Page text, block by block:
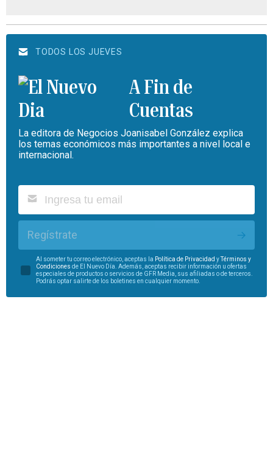
TODOS LOS JUEVES
A Fin de
Cuentas
La editora de Negocios Joanisabel González explica
los temas económicos más importantes a nivel local e
internacional.
Regístrate
Al someter tu correo electrónico, aceptas la Política de Privacidad yTérminos y
Condiciones de El Nuevo Día. Además, aceptas recibir información u ofertas
especiales de productos o servicios de GFR Media, sus afiliadas o de terceros.
Podrás optar salirte de los boletines en cualquier momento.